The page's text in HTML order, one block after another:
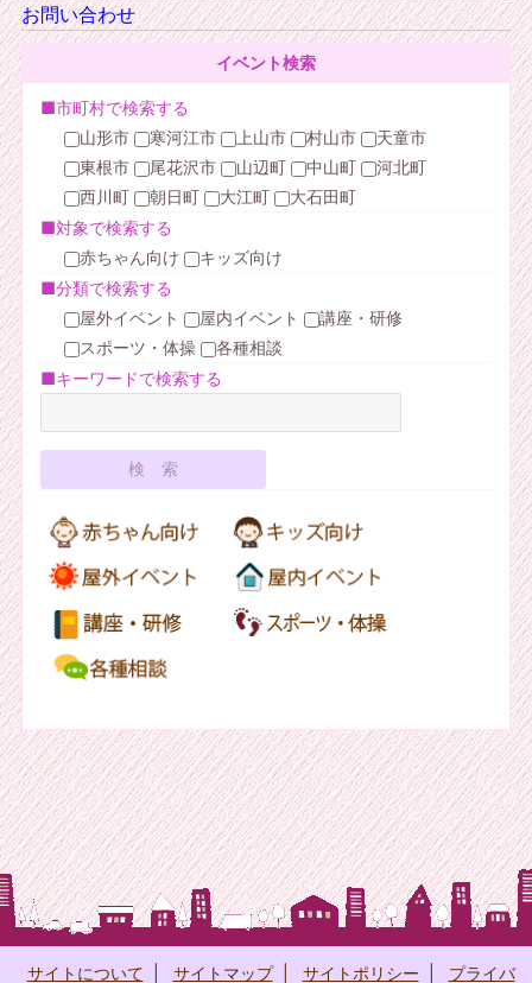
お問い合わせ
イベント検索
■市町村で検索する
山形市
寒河江市 上山市 村山市
天童市
東根市
尾花沢市 山辺町 中山町
河北町
西川町
朝日町 大江町
大石田町
■対象で検索する
赤ちゃん向け
キッズ向け
■分類で検索する
屋外イベント
屋内イベント
講座・研修
スポーツ・体操
各種相談
■キーワードで検索する
サイトについて サイトマップ サイトポリシー プライバ